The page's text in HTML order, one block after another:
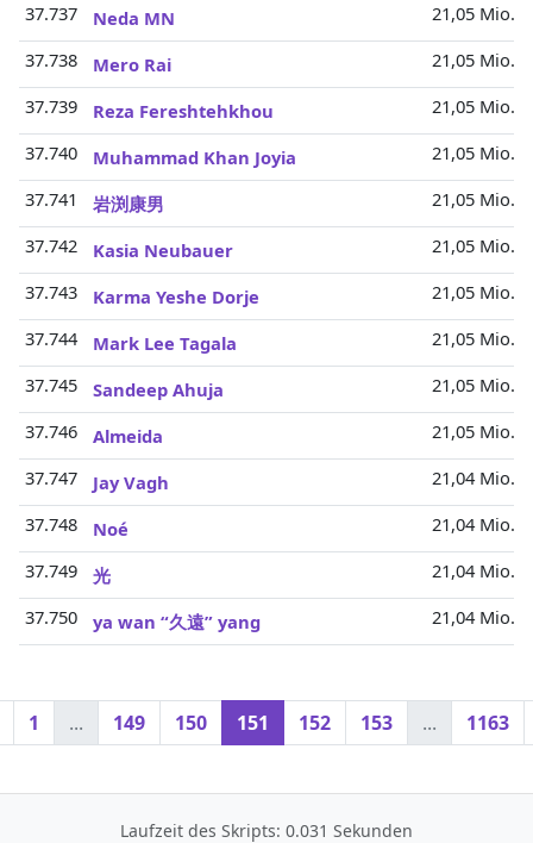
37.737
Neda MN
21,05 Mio.
37.738
Mero Rai
21,05 Mio.
37.739
Reza Fereshtehkhou
21,05 Mio.
37.740
Muhammad Khan Joyia
21,05 Mio.
37.741
岩渕康男
21,05 Mio.
37.742
Kasia Neubauer
21,05 Mio.
37.743
Karma Yeshe Dorje
21,05 Mio.
37.744
Mark Lee Tagala
21,05 Mio.
37.745
Sandeep Ahuja
21,05 Mio.
37.746
Almeida
21,05 Mio.
37.747
Jay Vagh
21,04 Mio.
37.748
Noé
21,04 Mio.
37.749
光
21,04 Mio.
37.750
ya wan “久遠” yang 21,04 Mio.
1 ... 149 150 151 152 153 ... 1163
Laufzeit des Skripts: 0.031 Sekunden